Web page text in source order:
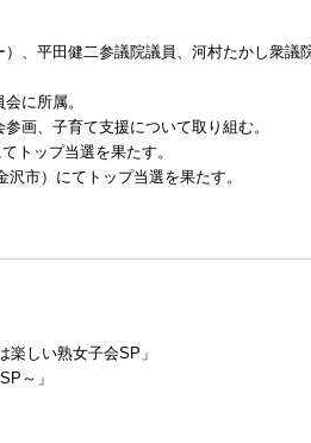
、平田健二参議院議員、河村たかし衆議
に所属。
画、子育て支援について取り組む。
トップ当選を果たす。
市）にてトップ当選を果たす。
楽しい熟女子会SP」
～」